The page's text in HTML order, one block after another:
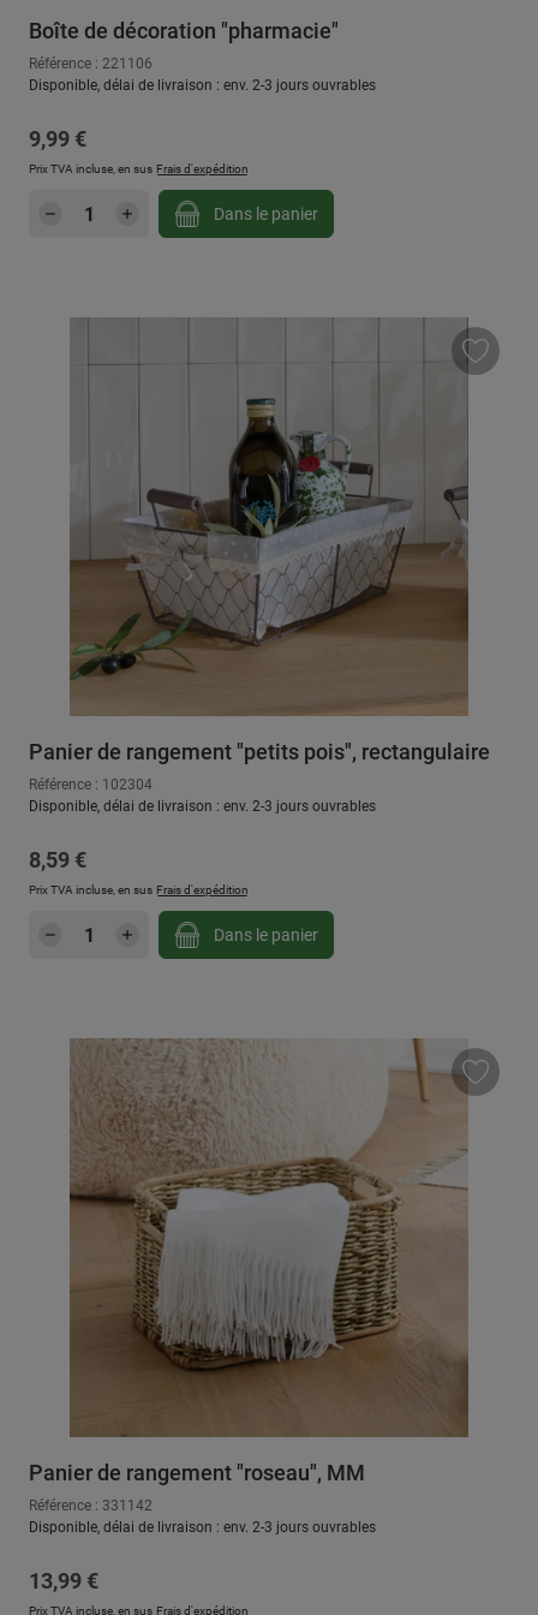
Boîte de décoration "pharmacie"
Référence : 221106
Disponible, délai de livraison : env. 2-3 jours ouvrables
Prix régulier :
9,99 €
Prix TVA incluse, en sus Frais d'expédition
Quantité de produit : Entrez la quantité
Dans le panier
Panier de rangement "petits pois", rectangulaire
Référence : 102304
Disponible, délai de livraison : env. 2-3 jours ouvrables
Prix régulier :
8,59 €
Prix TVA incluse, en sus Frais d'expédition
Quantité de produit : Entrez la quantité
Dans le panier
Panier de rangement "roseau", MM
Référence : 331142
Disponible, délai de livraison : env. 2-3 jours ouvrables
Prix régulier :
13,99 €
Prix TVA incluse, en sus Frais d'expédition